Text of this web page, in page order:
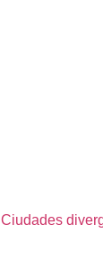
Ciudades